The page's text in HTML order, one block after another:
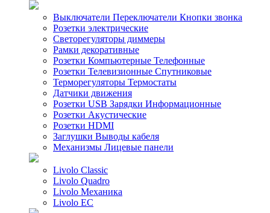
Выключатели Переключатели Кнопки звонка
Розетки электрические
Светорегуляторы диммеры
Рамки декоративные
Розетки Компьютерные Телефонные
Розетки Телевизионные Спутниковые
Терморегуляторы Термостаты
Датчики движения
Розетки USB Зарядки Информационные
Розетки Акустические
Розетки HDMI
Заглушки Выводы кабеля
Механизмы Лицевые панели
Livolo Classic
Livolo Quadro
Livolo Механика
Livolo EC